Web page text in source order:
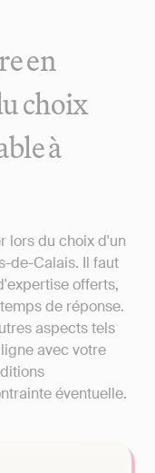
en
choix
à
lors du choix d'un
de-Calais. Il faut
offerts,
de réponse.
aspects tels
avec votre
éventuelle.